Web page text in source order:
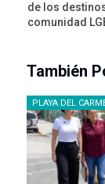
de los
comunidad
También
PLAYA DEL